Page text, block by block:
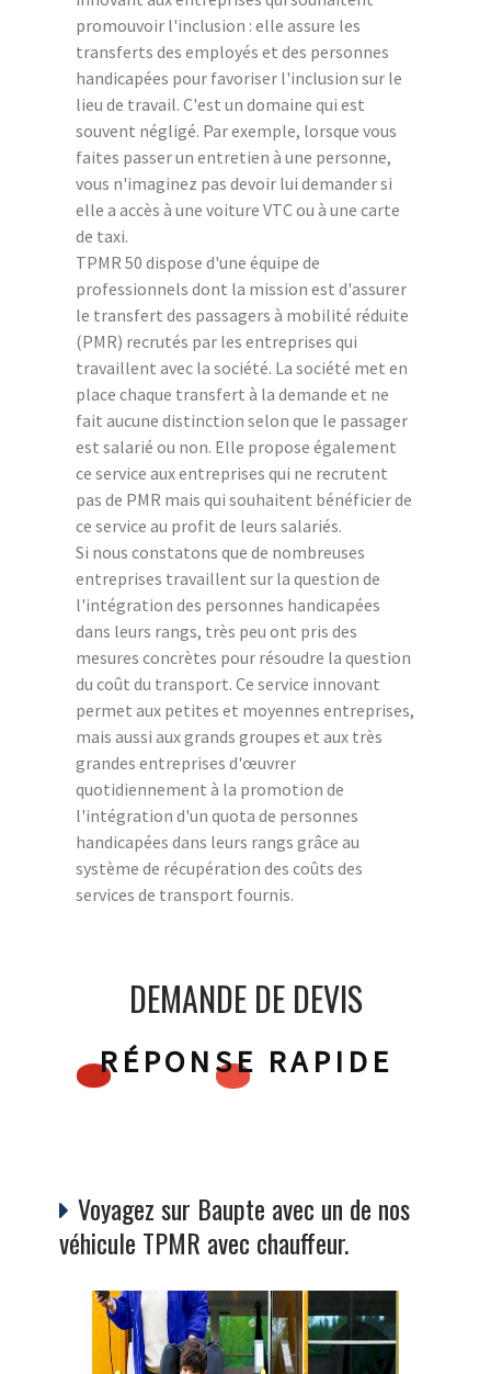
promouvoir l'inclusion : elle assure les
transferts des employés et des personnes
handicapées pour favoriser l'inclusion sur le
lieu de travail. C'est un domaine qui est
souvent négligé. Par exemple, lorsque vous
faites passer un entretien à une personne,
vous n'imaginez pas devoir lui demander si
elle a accès à une voiture VTC ou à une carte
de taxi.
TPMR 50 dispose d'une équipe de
professionnels dont la mission est d'assurer
le transfert des passagers à mobilité réduite
(PMR) recrutés par les entreprises qui
travaillent avec la société. La société met en
place chaque transfert à la demande et ne
fait aucune distinction selon que le passager
est salarié ou non. Elle propose également
ce service aux entreprises qui ne recrutent
pas de PMR mais qui souhaitent bénéficier de
ce service au profit de leurs salariés.
Si nous constatons que de nombreuses
entreprises travaillent sur la question de
l'intégration des personnes handicapées
dans leurs rangs, très peu ont pris des
mesures concrètes pour résoudre la question
du coût du transport. Ce service innovant
permet aux petites et moyennes entreprises,
mais aussi aux grands groupes et aux très
grandes entreprises d'œuvrer
quotidiennement à la promotion de
l'intégration d'un quota de personnes
handicapées dans leurs rangs grâce au
système de récupération des coûts des
services de transport fournis.
DEMANDE DE DEVIS
RÉPONSE RAPIDE
Voyagez sur Baupte avec un de nos
véhicule TPMR avec chauffeur.